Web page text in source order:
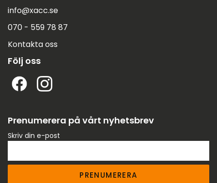
info@xacc.se
070 - 559 78 87
Kontakta oss
Följ oss
Prenumerera på vårt nyhetsbrev
Skriv din e-post
PRENUMERERA